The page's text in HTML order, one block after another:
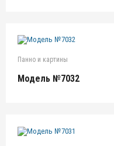
Панно и картины
Модель №7032